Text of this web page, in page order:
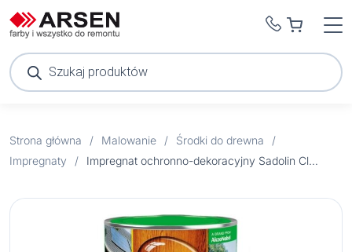
Wyszukiwarka
produktów
Strona główna / Malowanie / Środki do drewna
/
Impregnaty
/ Impregnat ochronno-dekoracyjny Sadolin Classic orzech włoski 0,75 l